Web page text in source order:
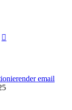
email